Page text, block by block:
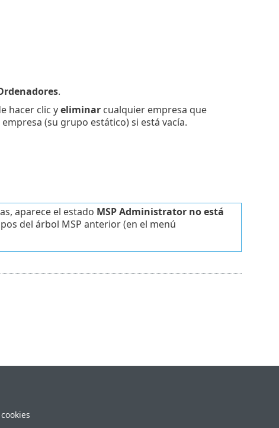
.
hacer clic yeliminarcualquier empresa que
(su grupo estático) si está vacía.
aparece el estado MSP Administrator no está
del árbol MSP anterior (en el menú